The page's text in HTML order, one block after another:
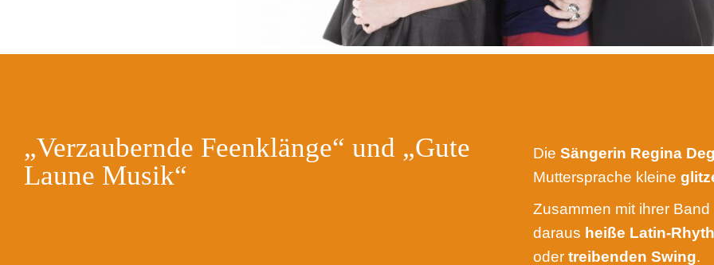
„Verzaubernde Feenklänge“ und „Gute
Laune Musik“
Die Sängerin Regina
Muttersprache kleine
Zusammen mit ihrer
daraus heiße Latin-
oder treibenden Swing.